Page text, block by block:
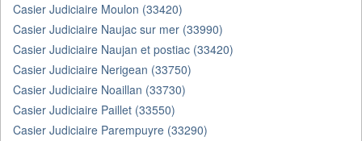
Casier Judiciaire Moulon (33420)
Casier Judiciaire Naujac sur mer (33990)
Casier Judiciaire Naujan et postiac (33420)
Casier Judiciaire Nerigean (33750)
Casier Judiciaire Noaillan (33730)
Casier Judiciaire Paillet (33550)
Casier Judiciaire Parempuyre (33290)